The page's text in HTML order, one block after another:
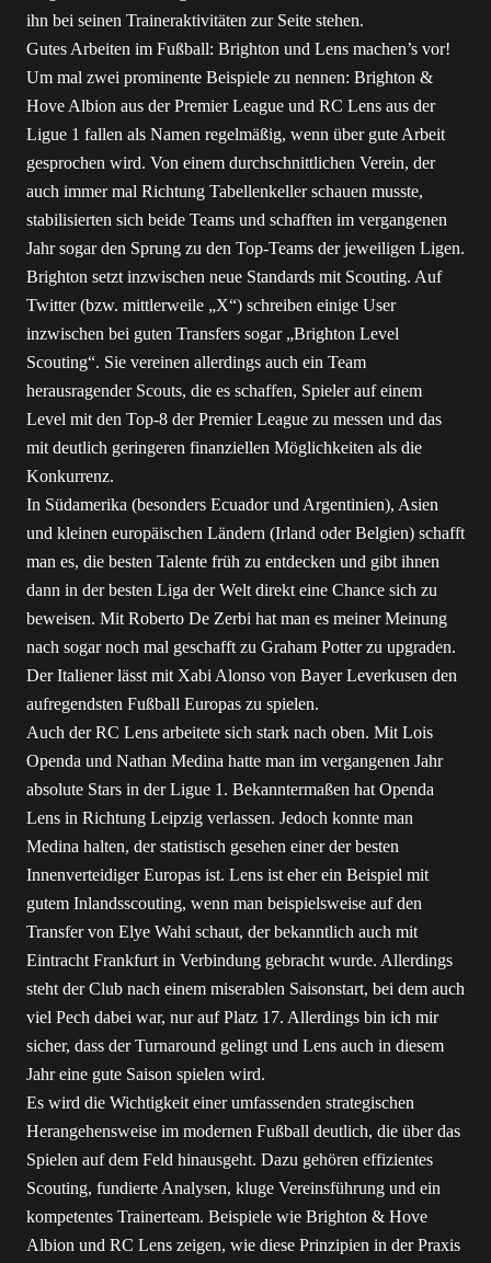
ihn bei seinen Traineraktivitäten zur Seite stehen.
Gutes Arbeiten im Fußball: Brighton und Lens machen’s vor!
Um mal zwei prominente Beispiele zu nennen: Brighton &
Hove Albion aus der Premier League und RC Lens aus der
Ligue 1 fallen als Namen regelmäßig, wenn über gute Arbeit
gesprochen wird. Von einem durchschnittlichen Verein, der
auch immer mal Richtung Tabellenkeller schauen musste,
stabilisierten sich beide Teams und schafften im vergangenen
Jahr sogar den Sprung zu den Top-Teams der jeweiligen Ligen.
Brighton setzt inzwischen neue Standards mit Scouting. Auf
Twitter (bzw. mittlerweile „X“) schreiben einige User
inzwischen bei guten Transfers sogar „Brighton Level
Scouting“. Sie vereinen allerdings auch ein Team
herausragender Scouts, die es schaffen, Spieler auf einem
Level mit den Top-8 der Premier League zu messen und das
mit deutlich geringeren finanziellen Möglichkeiten als die
Konkurrenz.
In Südamerika (besonders Ecuador und Argentinien), Asien
und kleinen europäischen Ländern (Irland oder Belgien) schafft
man es, die besten Talente früh zu entdecken und gibt ihnen
dann in der besten Liga der Welt direkt eine Chance sich zu
beweisen. Mit Roberto De Zerbi hat man es meiner Meinung
nach sogar noch mal geschafft zu Graham Potter zu upgraden.
Der Italiener lässt mit Xabi Alonso von Bayer Leverkusen den
aufregendsten Fußball Europas zu spielen.
Auch der RC Lens arbeitete sich stark nach oben. Mit Lois
Openda und Nathan Medina hatte man im vergangenen Jahr
absolute Stars in der Ligue 1. Bekanntermaßen hat Openda
Lens in Richtung Leipzig verlassen. Jedoch konnte man
Medina halten, der statistisch gesehen einer der besten
Innenverteidiger Europas ist. Lens ist eher ein Beispiel mit
gutem Inlandsscouting, wenn man beispielsweise auf den
Transfer von Elye Wahi schaut, der bekanntlich auch mit
Eintracht Frankfurt in Verbindung gebracht wurde. Allerdings
steht der Club nach einem miserablen Saisonstart, bei dem auch
viel Pech dabei war, nur auf Platz 17. Allerdings bin ich mir
sicher, dass der Turnaround gelingt und Lens auch in diesem
Jahr eine gute Saison spielen wird.
Es wird die Wichtigkeit einer umfassenden strategischen
Herangehensweise im modernen Fußball deutlich, die über das
Spielen auf dem Feld hinausgeht. Dazu gehören effizientes
Scouting, fundierte Analysen, kluge Vereinsführung und ein
kompetentes Trainerteam. Beispiele wie Brighton & Hove
Albion und RC Lens zeigen, wie diese Prinzipien in der Praxis